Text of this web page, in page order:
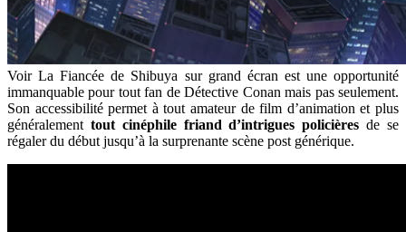
Voir La Fiancée de Shibuya sur grand écran est une opportunité
immanquable pour tout fan de Détective Conan mais pas seulement.
Son accessibilité permet à tout amateur de film d’animation et plus
généralement tout cinéphile friand d’intrigues policières de se
régaler du début jusqu’à la surprenante scène post générique.